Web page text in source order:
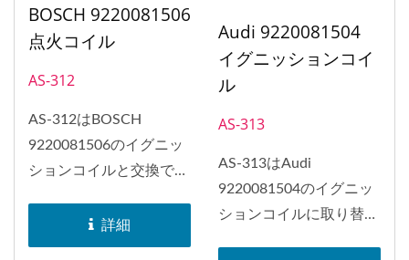
BOSCH 9220081506
点火コイル
AS-312
AS-312はBOSCH
9220081506のイグニッ
ションコイルと交換でき
点火コイル（1P、2P、
4P、6P）は、モールド
詳細
Audi 9220081504
イグニッションコイ
ル
AS-313
AS-313はAudi
9220081504のイグニッ
ションコイルに取り替え